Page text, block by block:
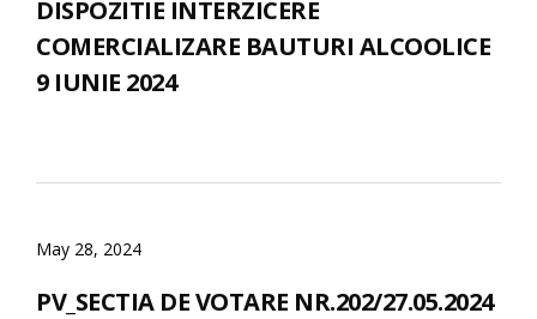
DISPOZITIE INTERZICERE
COMERCIALIZARE BAUTURI ALCOOLICE
9 IUNIE 2024
May 28, 2024
PV_SECTIA DE VOTARE NR.202/27.05.2024